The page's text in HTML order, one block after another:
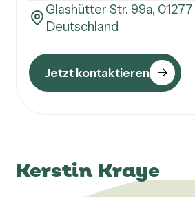
Glashütter Str. 99a,
Deutschland
Jetzt kontaktieren
Kerstin Kraye